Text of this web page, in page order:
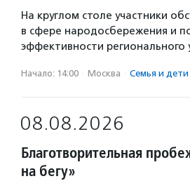
На круглом столе участники
в сфере народосбережения и
эффективности регионального
Начало: 14:00 · Москва · Семья и дети
08.08.2026
Благотворительная
на бегу»